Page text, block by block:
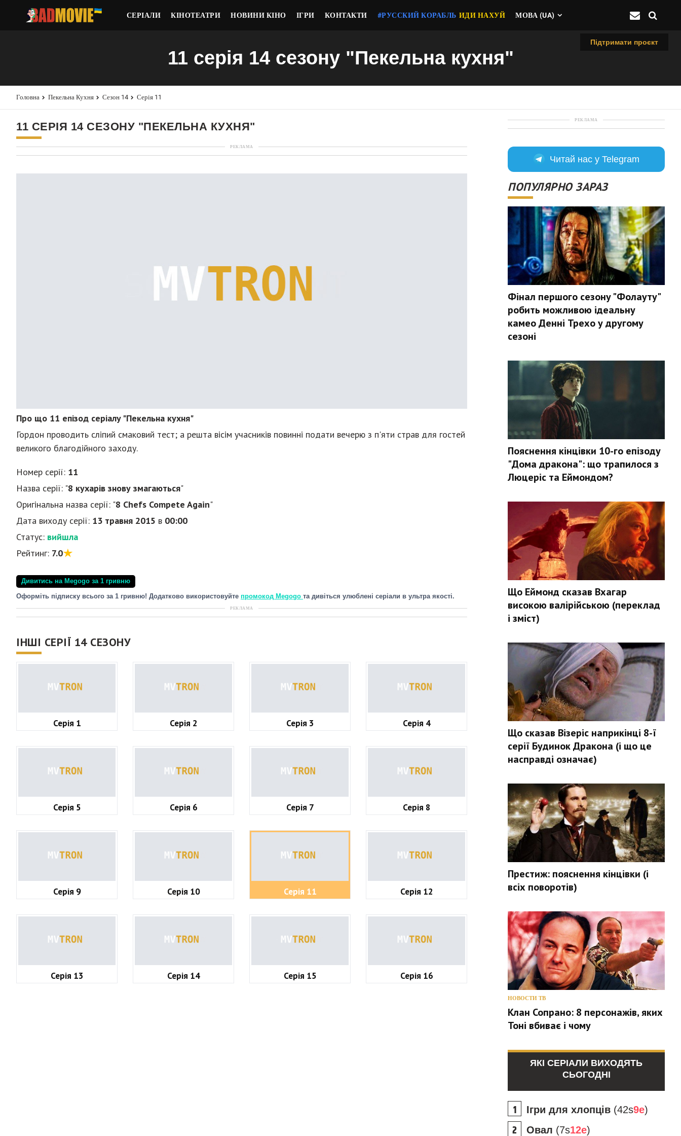
СЕРІАЛИ КІНОТЕАТРИ НОВИНИ КІНО ІГРИ КОНТАКТИ #РУССКИЙ КОРАБЛЬ ИДИ НАХУЙ МОВА (UA)
Підтримати проєкт
11 серія 14 сезону "Пекельна кухня"
Головна Пекельна Кухня Сезон 14 Серія 11
11 СЕРІЯ 14 СЕЗОНУ "ПЕКЕЛЬНА КУХНЯ"
РЕКЛАМА
Про що 11 епізод серіалу "Пекельна кухня"
Гордон проводить сліпий смаковий тест; а решта вісім учасників повинні подати вечерю з п'яти страв для гостей
великого благодійного заходу.
Номер серії: 11
Назва серії: "8 кухарів знову змагаються"
Оригінальна назва серії: "8 Chefs Compete Again"
Дата виходу серії: 13 травня 2015 в 00:00
Статус: вийшла
Рейтинг: 7.0
Дивитись на Megogo за 1 гривню
Оформіть підписку всього за 1 гривню! Додатково використовуйте промокод Megogo та дивіться улюблені серіали в ультра якості.
РЕКЛАМА
ІНШІ СЕРІЇ 14 СЕЗОНУ
Серія 1 Серія 2 Серія 3 Серія 4
Серія 5 Серія 6 Серія 7 Серія 8
Серія 9 Серія 10 Серія 11 Серія 12
Серія 13 Серія 14 Серія 15 Серія 16
РЕКЛАМА
Читай нас у Telegram
ПОПУЛЯРНО ЗАРАЗ
Фінал першого сезону "Фолауту"
робить можливою ідеальну
камео Денні Трехо у другому
сезоні
Пояснення кінцівки 10-го епізоду
"Дома дракона": що трапилося з
Люцеріс та Еймондом?
Що Еймонд сказав Вхагар
високою валірійською (переклад
і зміст)
Що сказав Візеріс наприкінці 8-ї
серії Будинок Дракона (і що це
насправді означає)
Престиж: пояснення кінцівки (і
всіх поворотів)
НОВОСТИ ТВ
Клан Сопрано: 8 персонажів, яких
Тоні вбиває і чому
ЯКІ СЕРІАЛИ ВИХОДЯТЬ
СЬОГОДНІ
Ігри для хлопців (42s9e)
Овал (7s12e)